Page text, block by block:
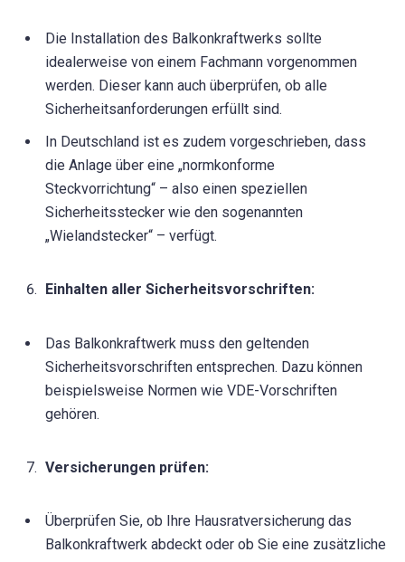
Die Installation des Balkonkraftwerks sollte
idealerweise von einem Fachmann vorgenommen
werden. Dieser kann auch überprüfen, ob alle
Sicherheitsanforderungen erfüllt sind.
In Deutschland ist es zudem vorgeschrieben, dass
die Anlage über eine „normkonforme
Steckvorrichtung“ – also einen speziellen
Sicherheitsstecker wie den sogenannten
„Wielandstecker“ – verfügt.
Einhalten aller Sicherheitsvorschriften:
Das Balkonkraftwerk muss den geltenden
Sicherheitsvorschriften entsprechen. Dazu können
beispielsweise Normen wie VDE-Vorschriften
gehören.
Versicherungen prüfen:
Überprüfen Sie, ob Ihre Hausratversicherung das
Balkonkraftwerk abdeckt oder ob Sie eine zusätzliche